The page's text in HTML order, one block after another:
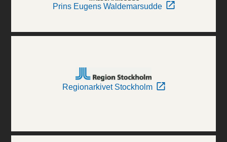
Prins Eugens Waldemarsudde
Regionarkivet Stockholm